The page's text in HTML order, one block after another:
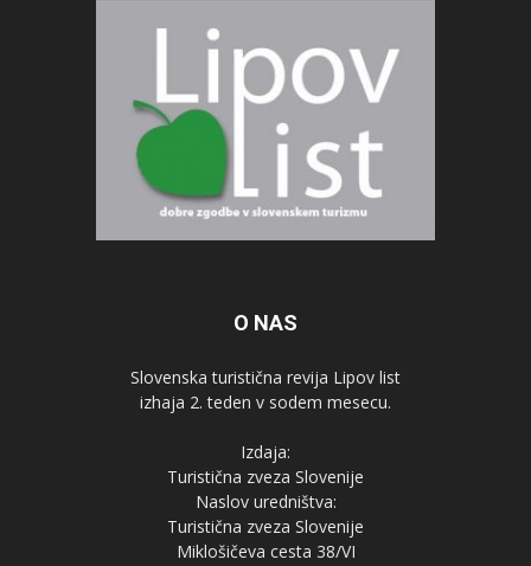
O NAS
Slovenska turistična revija Lipov list
izhaja 2. teden v sodem mesecu.
Izdaja:
Turistična zveza Slovenije
Naslov uredništva:
Turistična zveza Slovenije
Miklošičeva cesta 38/VI